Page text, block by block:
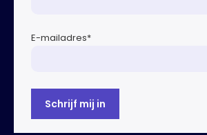
E-mailadres*